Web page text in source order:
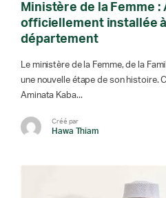
Ministère de la Femme :
officiellement installée
département
Le ministère de la Femme, de la
une nouvelle étape de son histoire.
Aminata Kaba...
Créé par
Hawa Thiam